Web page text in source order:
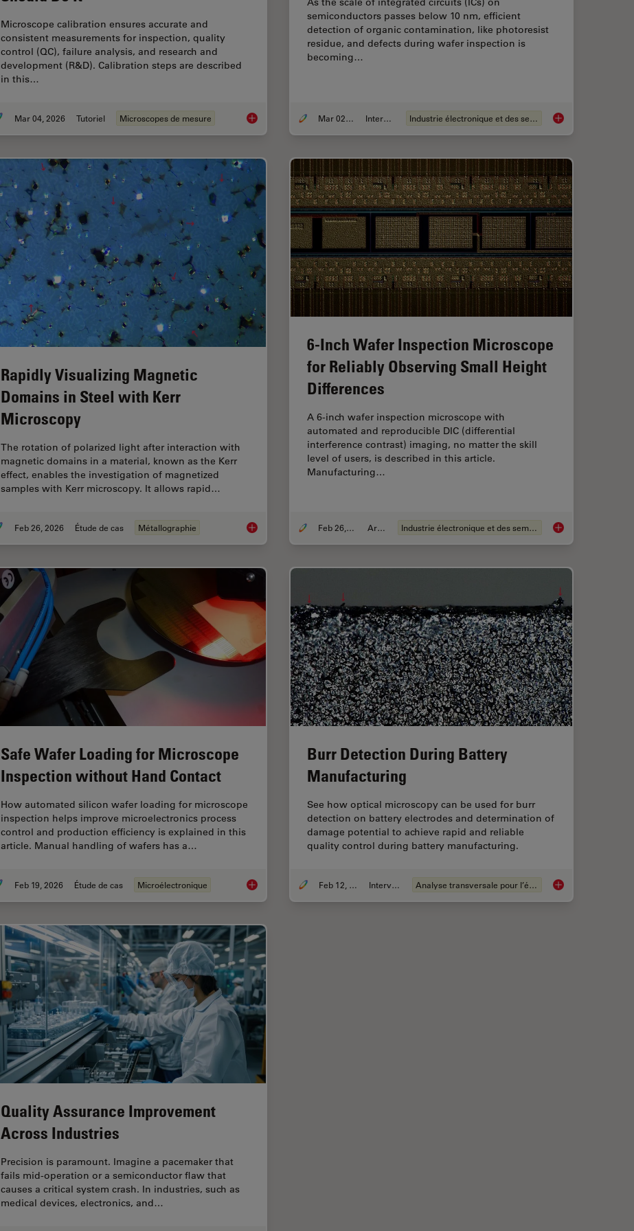
Microscope calibration ensures accurate and
consistent measurements for inspection, quality
control (QC), failure analysis, and research and
development (R&D). Calibration steps are described
in this…
Mar 04, 2026 Tutoriel Microscopes de mesure Microscope Calibration for Measurements: Why and How You Should Do It
semiconductors passes below 10 nm, efficient
detection of organic contamination, like photoresist
residue, and defects during wafer inspection is
becoming…
Mar 02, 2026 Interviews Industrie électronique et des semi-conducteurs Visualizing
Rapidly Visualizing Magnetic
Domains in Steel with Kerr
Microscopy
The rotation of polarized light after interaction with
magnetic domains in a material, known as the Kerr
effect, enables the investigation of magnetized
samples with Kerr microscopy. It allows rapid…
Feb 26, 2026 Étude de cas Métallographie Rapidly Visualizing Magnetic Domains in Steel with Kerr Microscopy
6-Inch Wafer Inspection Microscope
for Reliably Observing Small Height
Differences
A 6-inch wafer inspection microscope with
automated and reproducible DIC (differential
interference contrast) imaging, no matter the skill
level of users, is described in this article.
Manufacturing…
Feb 26, 2026 Article Industrie électronique et des semi-conducteurs 6-Inch Wafer
Safe Wafer Loading for Microscope
Inspection without Hand Contact
How automated silicon wafer loading for microscope
inspection helps improve microelectronics process
control and production efficiency is explained in this
article. Manual handling of wafers has a…
Feb 19, 2026 Étude de cas Microélectronique Safe Wafer Loading for Microscope Inspection without Hand Contact
Burr Detection During Battery
Manufacturing
See how optical microscopy can be used for burr
detection on battery electrodes and determination of
damage potential to achieve rapid and reliable
quality control during battery manufacturing.
Feb 12, 2026 Interviews Analyse transversale pour l’électronique Burr Detection
Quality Assurance Improvement
Across Industries
Precision is paramount. Imagine a pacemaker that
fails mid-operation or a semiconductor flaw that
causes a critical system crash. In industries, such as
medical devices, electronics, and…